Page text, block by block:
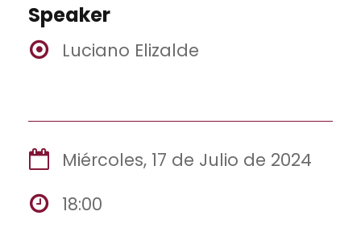
Speaker
Luciano Elizalde
Miércoles, 17 de Julio de 2024
18:00